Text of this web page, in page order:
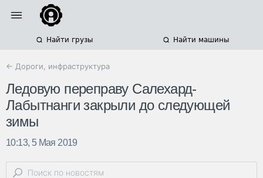
Найти грузы Найти машины
← Дороги, инфраструктура
Ледовую переправу Салехард-
Лабытнанги закрыли до следующей
зимы
10:13, 5 Мая 2019